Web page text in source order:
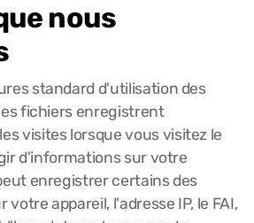
nous
standard d'utilisation des
fichiers enregistrent
visites lorsque vous visitez le
d'informations sur votre
enregistrer certains des
votre appareil, l'adresse IP, le FAI,